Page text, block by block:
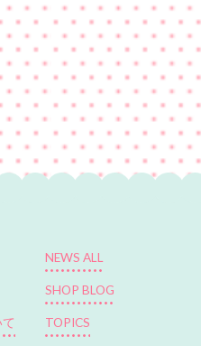
NEWS ALL
SHOP BLOG
TOPICS